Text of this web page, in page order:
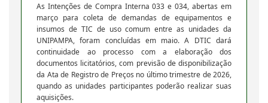
As Intenções de Compra Interna 033 e 034, abertas em
março para coleta de demandas de equipamentos e
insumos de TIC de uso comum entre as unidades da
UNIPAMPA, foram concluídas em maio. A DTIC dará
continuidade ao processo com a elaboração dos
documentos licitatórios, com previsão de disponibilização
da Ata de Registro de Preços no último trimestre de 2026,
quando as unidades participantes poderão realizar suas
aquisições.